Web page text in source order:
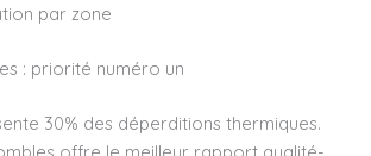
par zone
: priorité numéro un
30% des déperditions thermiques.
offre le meilleur rapport qualité-